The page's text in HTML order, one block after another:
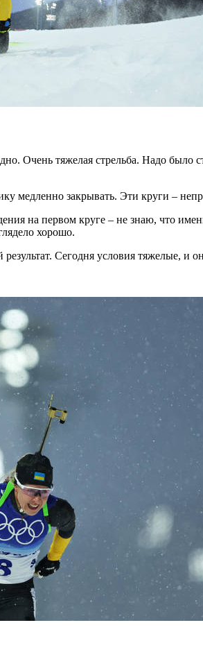
Очень тяжелая стрельба. Надо
медленно закрывать. Эти круги –
на первом круге – не знаю, что
хорошо.
Сегодня условия тяжелые, и